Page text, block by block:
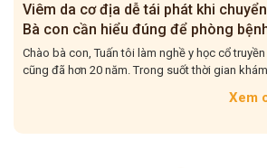
mùa –
nay
điều...
Viêm da cơ địa tái đi tái lại
đúng để điều trị cho dứt
Chào bà con, Viêm da cơ địa tái
Tuấn tôi gặp rất nhiều trong quá